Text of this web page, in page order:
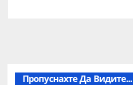
Пропуснахте Да Видите...